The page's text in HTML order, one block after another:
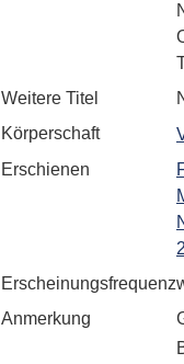
Weitere Titel
Körperschaft
Erschienen
Erscheinungsfrequenz
Anmerkung